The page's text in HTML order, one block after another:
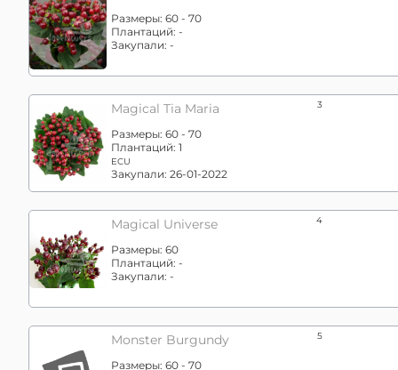
Размеры: 60 - 70
Плантаций: -
Закупали: -
Magical Tia Maria 3
Размеры: 60 - 70
Плантаций: 1
ECU
Закупали: 26-01-2022
Magical Universe 4
Размеры: 60
Плантаций: -
Закупали: -
Monster Burgundy 5
Размеры: 60 - 70